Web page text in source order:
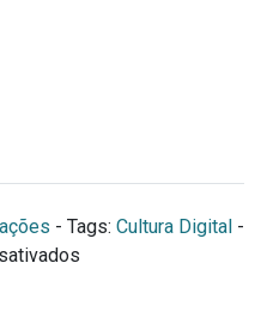
- Tags: Cultura Digital -
em